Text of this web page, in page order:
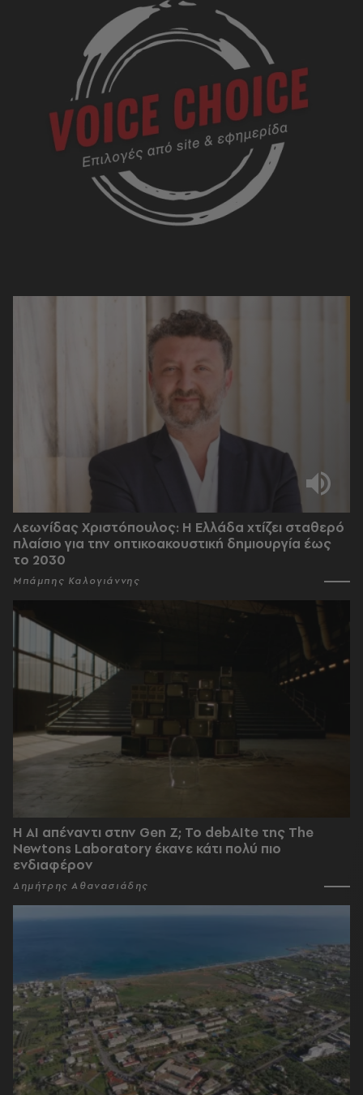
Λεωνίδας Χριστόπουλος: Η Ελλάδα χτίζει σταθερό
πλαίσιο για την οπτικοακουστική δημιουργία έως
το 2030
Μπάμπης Καλογιάννης
Η AI απέναντι στην Gen Z; Το debAIte της The
Newtons Laboratory έκανε κάτι πολύ πιο
ενδιαφέρον
Δημήτρης Αθανασιάδης